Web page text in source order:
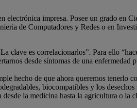
impresa. Posee un grado en
de Computadores y Redes o en
clave es correlacionarlos”. Para ello
desde síntomas de una
hecho de que ahora queremos tenerlo
biocompatibles y los
la medicina hasta la agricultura o la